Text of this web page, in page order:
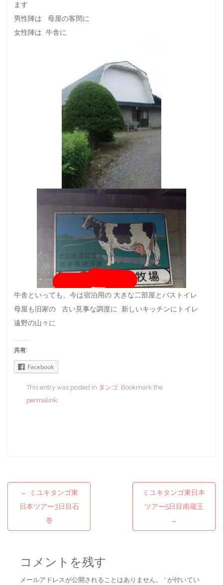
ます
男性陣は 母屋の客間に
女性陣は 牛舎に
牛舎といっても、今は宿泊用の 大きな二部屋とバストイレ
母屋も旧家の 古い見事な調度に 新しいキッチンにトイレ
遠野の山々に
共有:
Facebook
This entry was posted in タンゴ. Bookmark the
permalink.
Post navigation
←
ミユキタンゴ東
日本ツアー3日目石
巻
ミユキタンゴ東日本
ツアー5日目南蔵王
→
コメントを残す
メールアドレスが公開されることはありません。 * が付いてい